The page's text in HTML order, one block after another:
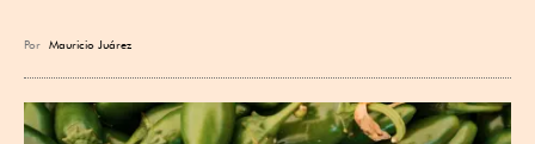
Por Mauricio Juárez